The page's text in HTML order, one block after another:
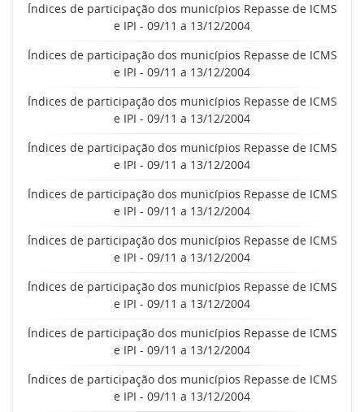
Índices de participação dos municípios Repasse de ICMS
e IPI - 09/11 a 13/12/2004
Índices de participação dos municípios Repasse de ICMS
e IPI - 09/11 a 13/12/2004
Índices de participação dos municípios Repasse de ICMS
e IPI - 09/11 a 13/12/2004
Índices de participação dos municípios Repasse de ICMS
e IPI - 09/11 a 13/12/2004
Índices de participação dos municípios Repasse de ICMS
e IPI - 09/11 a 13/12/2004
Índices de participação dos municípios Repasse de ICMS
e IPI - 09/11 a 13/12/2004
Índices de participação dos municípios Repasse de ICMS
e IPI - 09/11 a 13/12/2004
Índices de participação dos municípios Repasse de ICMS
e IPI - 09/11 a 13/12/2004
Índices de participação dos municípios Repasse de ICMS
e IPI - 09/11 a 13/12/2004